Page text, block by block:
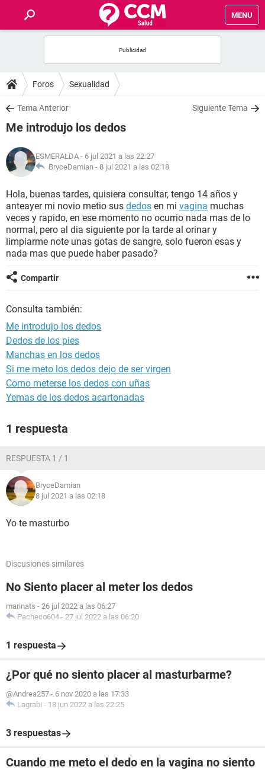
MENU
FOROS
SALUD
NUTRICIÓN
BIENESTAR
SEXUALIDAD
GLOSARIO
Foros Sexualidad
Tema Anterior Siguiente Tema
Me introdujo los dedos
ESMERALDA - 6 jul 2021 a las 22:27
BryceDamian - 8 jul 2021 a las 02:18
Hola, buenas tardes, quisiera consultar, tengo 14 años y
anteayer mi novio metio sus dedos en mi vagina muchas
veces y rapido, en ese momento no ocurrio nada mas de lo
normal, pero al dia siguiente por la tarde al orinar y
limpiarme note unas gotas de sangre, solo fueron esas y
nada mas que puede haber pasado?
Compartir
Consulta también:
Me introdujo los dedos
Dedos de los pies
Manchas en los dedos
Si me meto los dedos dejo de ser virgen
Como meterse los dedos con uñas
Yemas de los dedos acartonadas
1 respuesta
RESPUESTA 1 / 1
BryceDamian
8 jul 2021 a las 02:18
Yo te masturbo
Discusiones similares
No Siento placer al meter los dedos
marinats - 26 jul 2022 a las 06:27
Pacheco604 - 27 jul 2022 a las 06:20
1 respuesta
¿Por qué no siento placer al masturbarme?
@Andrea257 - 6 nov 2020 a las 17:33
Lagrabi - 18 jun 2022 a las 22:25
3 respuestas
Cuando me meto el dedo en la vagina no siento